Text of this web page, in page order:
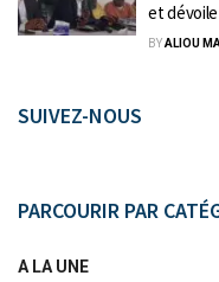
et
BYALIOU
SUIVEZ-NOUS
PARCOURIR PAR
A LA UNE